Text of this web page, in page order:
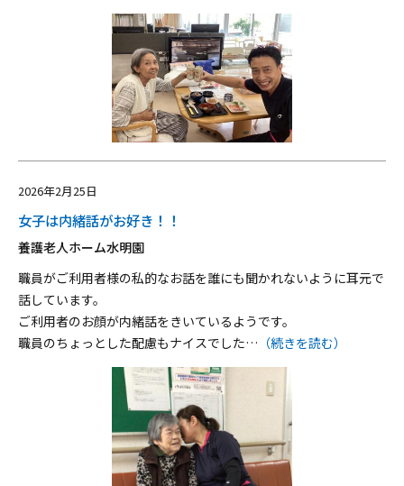
2026年2月25日
女子は内緒話がお好き！！
養護老人ホーム水明園
職員がご利用者様の私的なお話を誰にも聞かれないように耳元で
話しています。
ご利用者のお顔が内緒話をきいているようです。
職員のちょっとした配慮もナイスでした… （続きを読む）